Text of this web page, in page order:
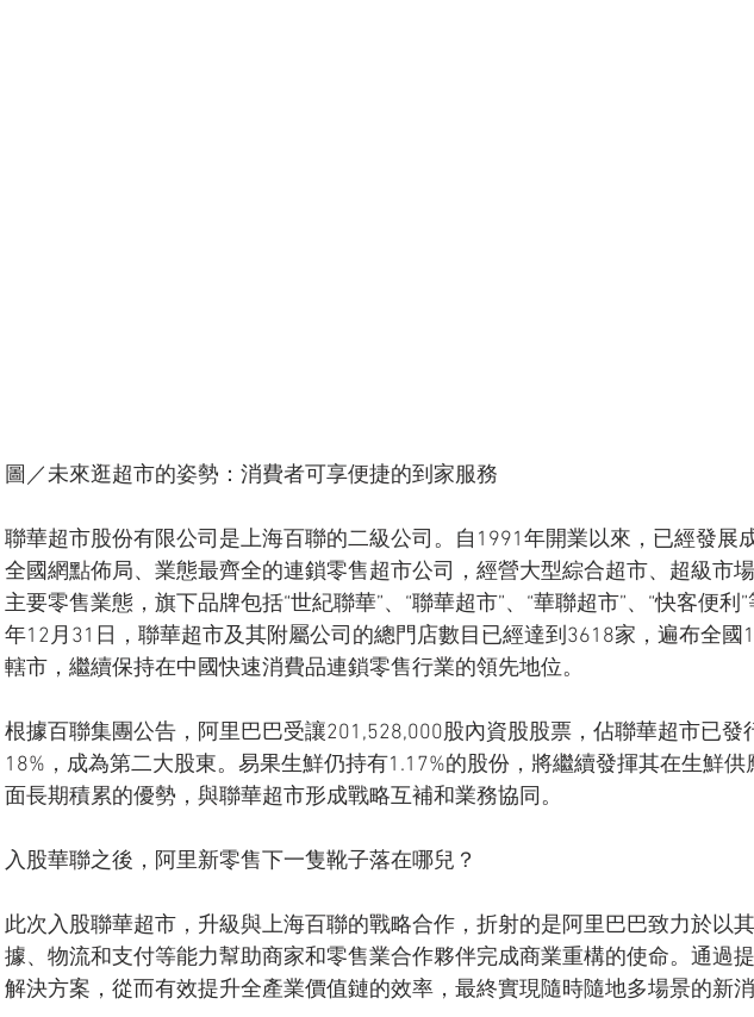
圖／未來逛超市的姿勢：消費者可享便捷的到家服務
聯華超市股份有限公司是上海百聯的二級公司。自1991年開業以來，已經發展
全國網點佈局、業態最齊全的連鎖零售超市公司，經營大型綜合超市、超級市
主要零售業態，旗下品牌包括“世紀聯華”、“聯華超市”、“華聯超市”、“快客便利
年12月31日，聯華超市及其附屬公司的總門店數目已經達到3618家，遍布全國
轄市，繼續保持在中國快速消費品連鎖零售行業的領先地位。
根據百聯集團公告，阿里巴巴受讓201,528,000股內資股股票，佔聯華超市已發
18%，成為第二大股東。易果生鮮仍持有1.17%的股份，將繼續發揮其在生鮮供
面長期積累的優勢，與聯華超市形成戰略互補和業務協同。
入股華聯之後，阿里新零售下一隻靴子落在哪兒？
此次入股聯華超市，升級與上海百聯的戰略合作，折射的是阿里巴巴致力於以
據、物流和支付等能力幫助商家和零售業合作夥伴完成商業重構的使命。通過
解決方案，從而有效提升全產業價值鏈的效率，最終實現隨時隨地多場景的新消